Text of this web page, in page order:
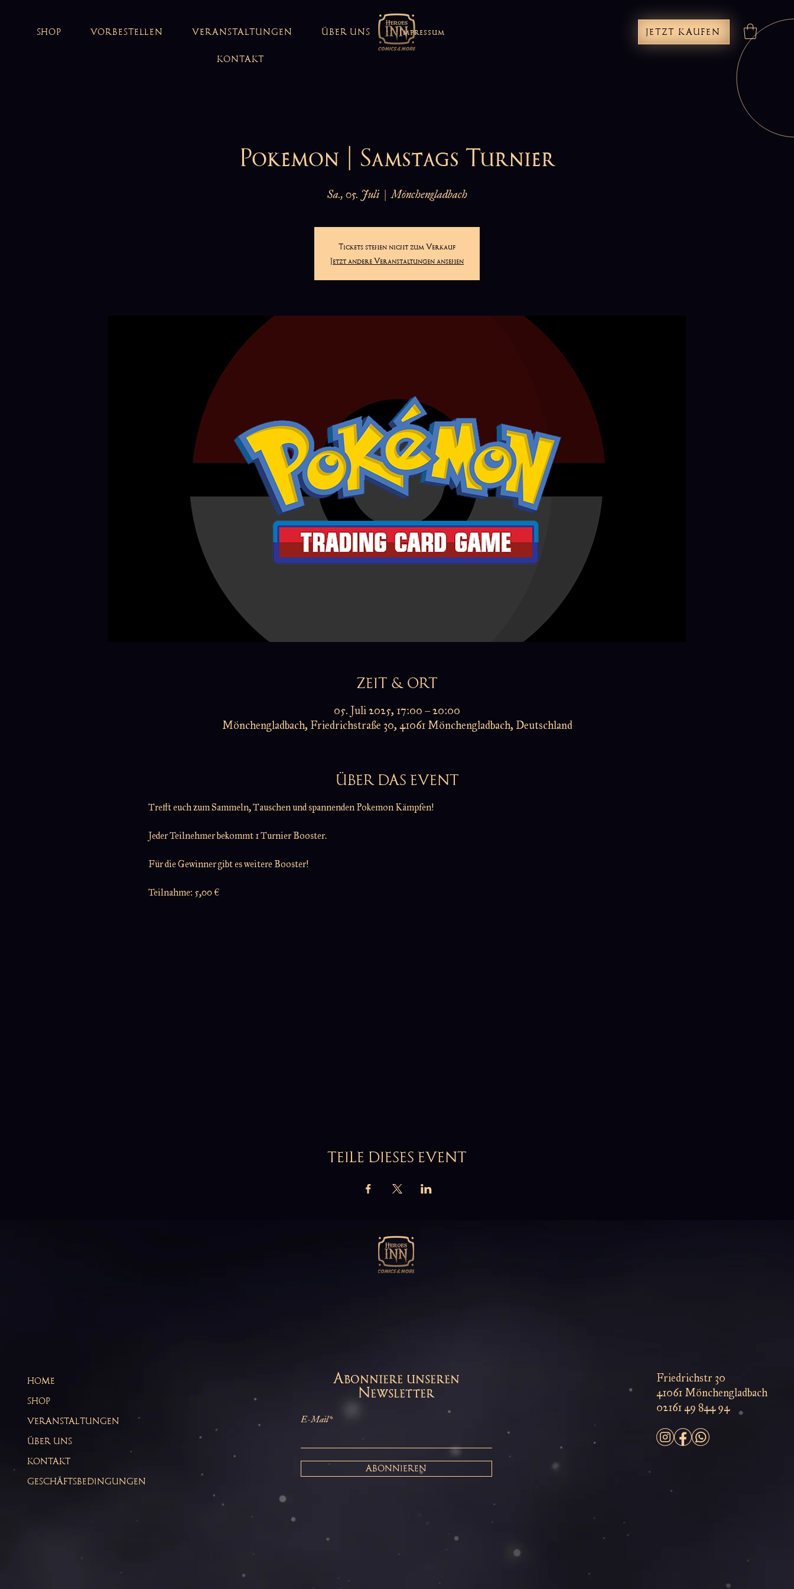
SHOP VORBESTELLEN VERANSTALTUNGEN ÜBER UNS Impressum
KONTAKT
JETZT KAUFEN
Pokemon | Samstags Turnier
Sa., 05. Juli
  |
Mönchengladbach
Tickets stehen nicht zum Verkauf
Jetzt andere Veranstaltungen ansehen
ZEIT & ORT
05. Juli 2025, 17:00 – 20:00
Mönchengladbach, Friedrichstraße 30, 41061 Mönchengladbach, Deutschland
ÜBER DAS EVENT
Trefft euch zum Sammeln, Tauschen und spannenden Pokemon Kämpfen!
Jeder Teilnehmer bekommt 1 Turnier Booster.
Für die Gewinner gibt es weitere Booster!
Teilnahme: 5,00 €
TEILE DIESES EVENT
HOME
SHOP
VERANSTALTUNGEN
ÜBER UNS
KONTAKT
GESCHÄFTSBEDINGUNGEN
Abonniere unseren
Newsletter
E-Mail*
ABONNIEREN
Friedrichstr 30
41061 Mönchengladbach
02161 49 844 94